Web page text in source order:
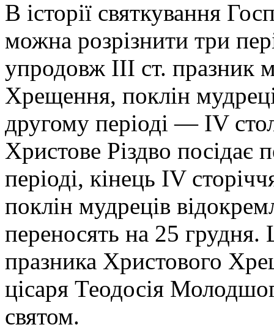
В історії святкування
можна розрізнити три
упродовж III ст. празник
Хрещення, поклін
другому періоді — IV
Христове Різдво посідає
періоді, кінець IV
поклін мудреців
переносять на 25 грудня.
празника Христового
цісаря Теодосія
святом.